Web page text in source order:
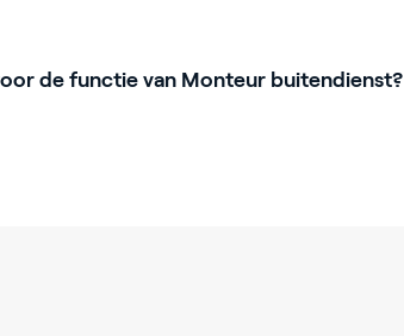
de functie van Monteur buitendienst?